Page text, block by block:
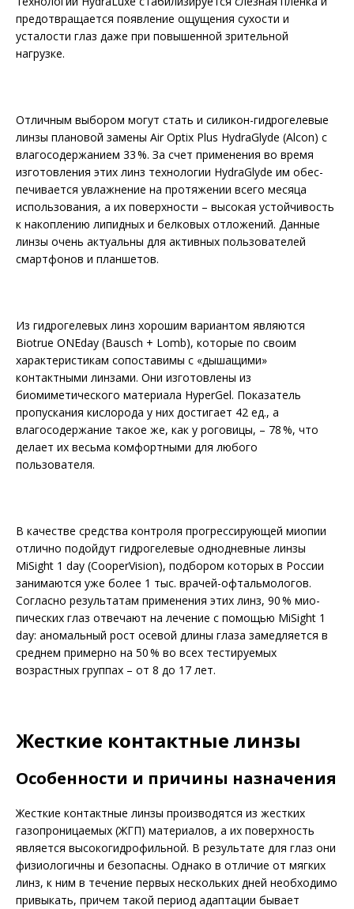
предотвращается появление ощущения сухости и
усталости глаз даже при повышенной зрительной
нагрузке.
Отличным выбором могут стать и силикон-гидрогелевые
линзы плановой замены Air Optix Plus HydraGlyde (Alcon) с
влагосодержанием 33 %. За счет применения во время
изготовления этих линз технологии HydraGlyde им обес­
печивается увлажнение на протяжении всего месяца
использования, а их поверхности – высокая устойчивость
к накоплению липидных и белковых отложений. Данные
линзы очень актуальны для активных пользователей
смартфонов и планшетов.
Из гидрогелевых линз хорошим вариантом являются
Biotrue ONEday (Bausch + Lomb), которые по своим
характеристикам сопоставимы с «дышащими»
контактными линзами. Они изготовлены из
биомиметического материала HyperGel. Показатель
пропускания кислорода у них достигает 42 ед., а
влагосодержание такое же, как у роговицы, – 78 %, что
делает их весьма комфортными для любого
пользователя.
В качестве средства контроля прогрессирующей миопии
отлично подойдут гидрогелевые однодневные линзы
MiSight 1 day (CooperVision), подбором которых в России
занимаются уже более 1 тыс. врачей-офтальмологов.
Согласно результатам применения этих линз, 90 % мио­
пических глаз отвечают на лечение с помощью MiSight 1
day: аномальный рост осевой длины глаза замедляется в
среднем примерно на 50 % во всех тестируемых
возрастных группах – от 8 до 17 лет.
Жесткие контактные линзы
Особенности и причины назначения
Жесткие контактные линзы производятся из жестких
газопроницаемых (ЖГП) материалов, а их поверхность
является высокогидрофильной. В результате для глаз они
физиологичны и без­опасны. Однако в отличие от мягких
линз, к ним в течение первых нескольких дней необходимо
привыкать, причем такой период адаптации бывает